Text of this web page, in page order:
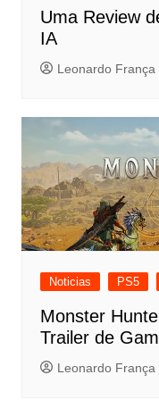
Uma Review
IA
Leonardo França
Noticias PS5
Monster
Trailer de
Leonardo França